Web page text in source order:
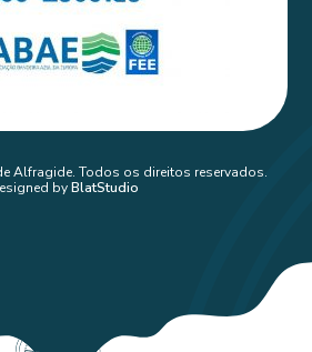
Alfragide. Todos os direitos reservados.
byBlatStudio